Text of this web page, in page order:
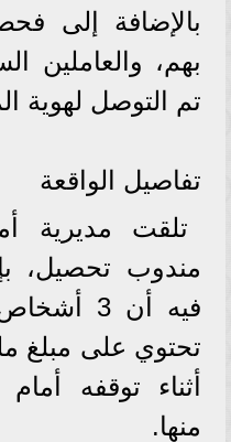
بالإضافة إلى
بهم، والعاملين
تم التوصل لهوية
تفاصيل الواقعة
تلقت مديرية
مندوب تحصيل،
فيه أن
تحتوي على مبلغ
أثناء توقفه
منها.